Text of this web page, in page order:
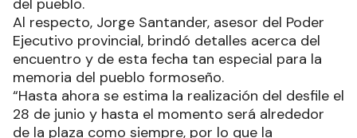
Al respecto, Jorge Santander, asesor del Poder
Ejecutivo provincial, brindó detalles acerca del
encuentro y de esta fecha tan especial para la
memoria del pueblo formoseño.
“Hasta ahora se estima la realización del desfile el
28 de junio y hasta el momento será alrededor
de la plaza como siempre, por lo que la